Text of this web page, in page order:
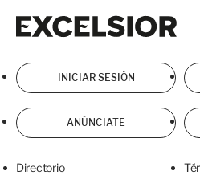
INICIAR SESIÓN
ANÚNCIATE
Directorio